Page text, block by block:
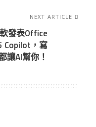
NEXT ARTICLE
發表Office
Copilot，寫
讓AI幫你！